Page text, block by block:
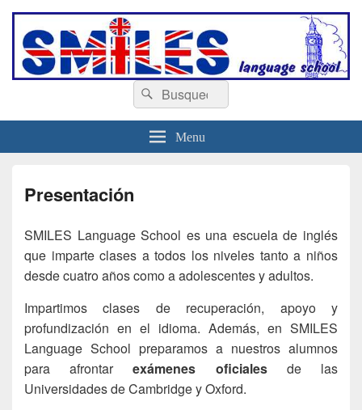
escuelasmiles.es
Buscar
por:
Buscar
Menu
Presentación
SMILES Language School es una escuela de inglés
que imparte clases a todos los niveles tanto a niños
desde cuatro años como a adolescentes y adultos.
Impartimos clases de recuperación, apoyo y
profundización en el idioma. Además, en SMILES
Language School preparamos a nuestros alumnos
para afrontarexámenes oficialesde las
Universidades de Cambridge y Oxford.